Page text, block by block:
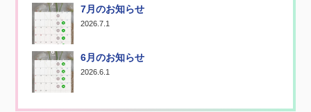
7月のお知らせ
2026.7.1
6月のお知らせ
2026.6.1